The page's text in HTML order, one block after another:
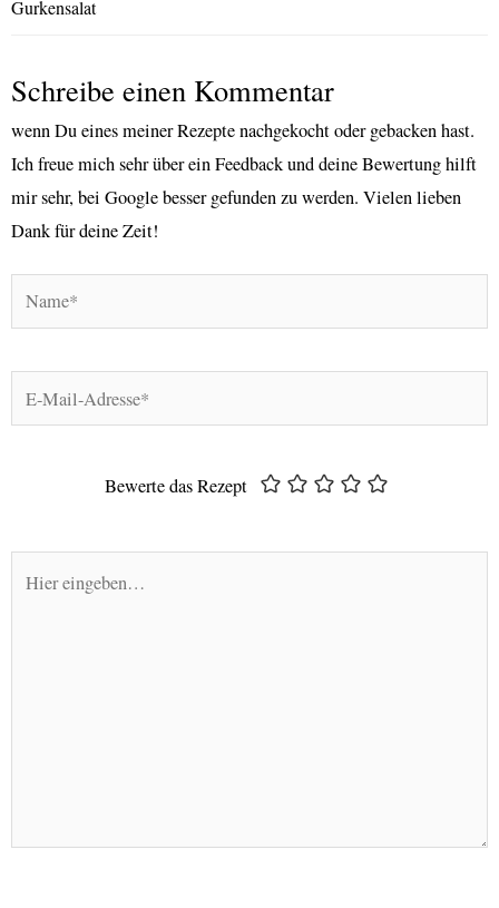
Gurkensalat
Schreibe einen Kommentar
wenn Du eines meiner Rezepte nachgekocht oder gebacken hast.
Ich freue mich sehr über ein Feedback und deine Bewertung hilft
mir sehr, bei Google besser gefunden zu werden. Vielen lieben
Dank für deine Zeit!
Name*
E-
Mail-
Bewerte das Rezept
eingeben…